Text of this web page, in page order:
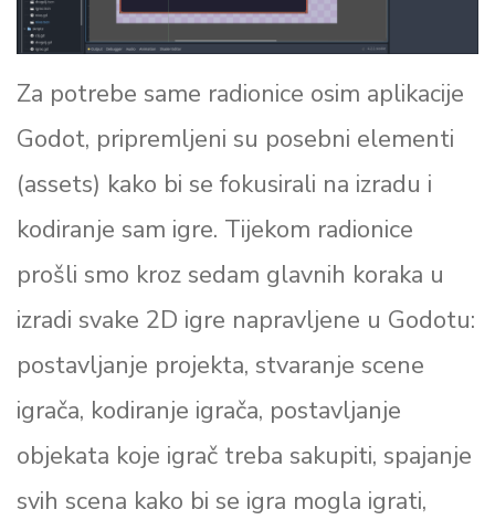
Za potrebe same radionice osim aplikacije
Godot, pripremljeni su posebni elementi
(assets) kako bi se fokusirali na izradu i
kodiranje sam igre. Tijekom radionice
prošli smo kroz sedam glavnih koraka u
izradi svake 2D igre napravljene u Godotu:
postavljanje projekta, stvaranje scene
igrača, kodiranje igrača, postavljanje
objekata koje igrač treba sakupiti, spajanje
svih scena kako bi se igra mogla igrati,